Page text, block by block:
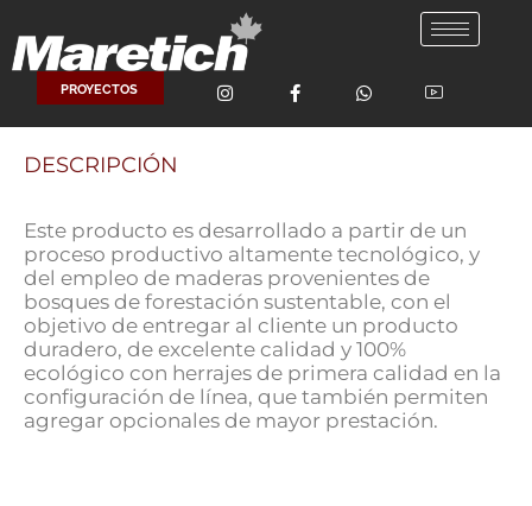
contenido
PROYECTOS
DESCRIPCIÓN
Este producto es desarrollado a partir de un
proceso productivo altamente tecnológico, y
del empleo de maderas provenientes de
bosques de forestación sustentable, con el
objetivo de entregar al cliente un producto
duradero, de excelente calidad y 100%
ecológico con herrajes de primera calidad en la
configuración de línea, que también permiten
agregar opcionales de mayor prestación.